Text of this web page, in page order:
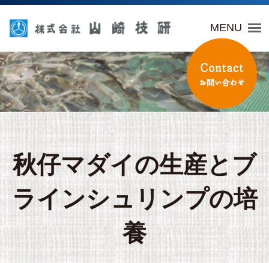
MENU
秋仔マダイの生産とブ
ラインシュリンプの培
養